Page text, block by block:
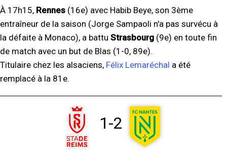
À 17h15, Rennes (16e) avec Habib Beye, son 3ème
entraîneur de la saison (Jorge Sampaoli n'a pas survécu à
la défaite à Monaco), a battu Strasbourg (9e) en toute fin
de match avec un but de Blas (1-0, 89e).
Titulaire chez les alsaciens, Félix Lemaréchal a été
remplacé à la 81e.
1-2